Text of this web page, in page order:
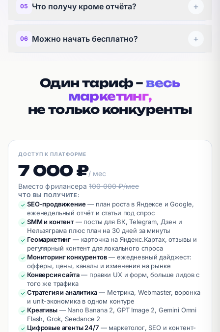
05 Что получу кроме отчёта? +
06 Можно начать бесплатно? +
Один тариф– весь
маркетинг,
не только конкуренты
ДОСТУП К ПЛАТФОРМЕ
7 000 ₽/ мес
Вместо фрилансера100 000 ₽/мес
ЧТО ВЫ ПОЛУЧИТЕ:
✓ SEO-продвижение— план роста в Яндексе и Google,
еженедельный отчёт и статьи под спрос
✓ SMM и контент— посты для ВК, Telegram, Дзен и
Нельзяграма плюс план на 30 дней за минуты
✓ Геомаркетинг — карточка на Яндекс.Картах, отзывы и
регулярный контент для локального спроса
✓ Мониторинг конкурентов—ежедневный дайджест:
офферы, цены, каналы и изменения на рынке
✓ Конверсия сайта— правки UX и форм, больше лидов с
того же трафика
✓ Стратегия и аналитика— Метрика, Webmaster, воронка
и unit-экономика в одном контуре
✓ Креативы— Nano Banana 2, GPT Image 2, Gemini Omni
Flash, Grok, Seedance 2
✓ Цифровые агенты 24/7— маркетолог, SEO и контент-